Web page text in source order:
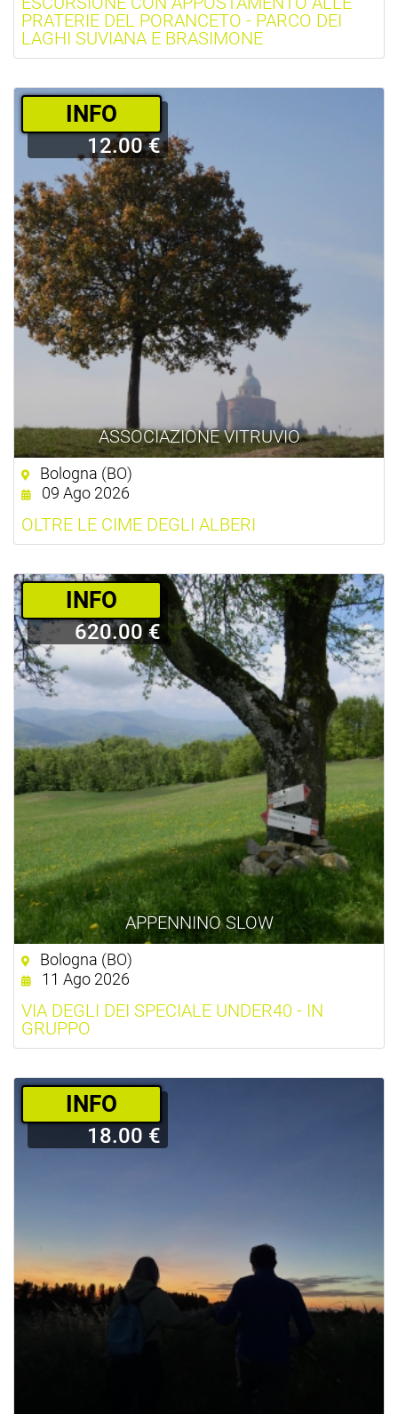
PRATERIE DEL PORANCETO - PARCO DEI
LAGHI SUVIANA E BRASIMONE
ASSOCIAZIONE VITRUVIO
­INFO
12.00 €
Bologna (BO)
09 Ago 2026
OLTRE LE CIME DEGLI ALBERI
APPENNINO SLOW
­INFO
620.00 €
Bologna (BO)
11 Ago 2026
VIA DEGLI DEI SPECIALE UNDER40 - IN
GRUPPO
­INFO
18.00 €